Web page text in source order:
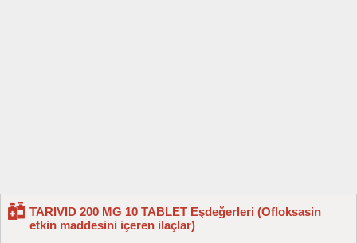
TARIVID 200 MG 10 TABLET Eşdeğerleri (Ofloksasin
etkin maddesini içeren ilaçlar)